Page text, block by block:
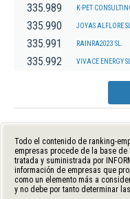
335.989 K-PET
335.990 JOYAS ALFLORE SL
335.991 RAINRA2023 SL.
335.992 VIVACE ENERGY SL.
Todo el contenido de ranking-
empresas procede de la base de
tratada y suministrada por
información de empresas que
como un elemento más a
y no debe por tanto determinar